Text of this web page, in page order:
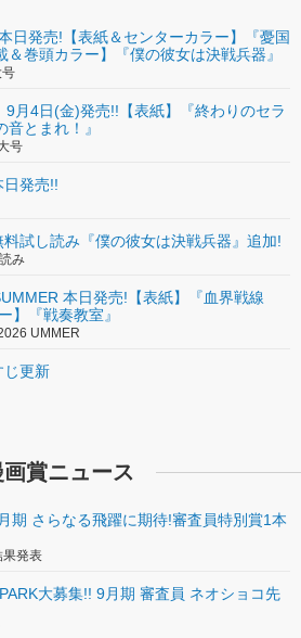
発売!【表紙＆センターカラー】『憂国
巻頭カラー】『僕の彼女は決戦兵器』
月4日(金)発売!!【表紙】『終わりのセラ
とまれ！』
号
発売!!
試し読み『僕の彼女は決戦兵器』追加!
み
本日発売!【表紙】『血界戦線
】『戦奏教室』
UMMER
じ更新
賞ニュース
期 さらなる飛躍に期待!審査員特別賞1本
果発表
大募集!! 9月期 審査員 ネオショコ先